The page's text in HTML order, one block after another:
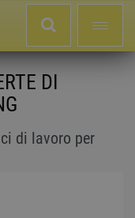
DI
di lavoro per